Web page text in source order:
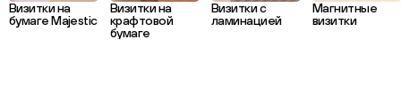
Визитки на
бумаге Majestic
Визитки на
крафтовой
бумаге
Визитки с
ламинацией
Магнитные
визитки